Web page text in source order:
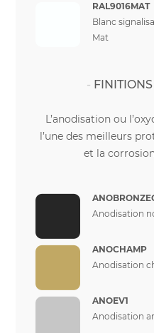
RAL9016MAT
Blanc
Mat
L’anodisation ou
l’une des meilleurs
et la
Anodisation
ANOCHAMP
Anodisation
ANOEV1
Anodisation